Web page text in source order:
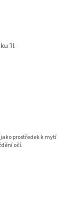
1l
prostředek k mytí
očí.